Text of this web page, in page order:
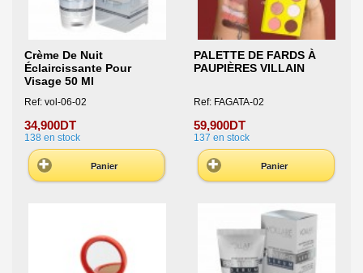
Crème De Nuit
Éclaircissante Pour
Visage 50 Ml
Ref: vol-06-02
34,900DT
138 en stock
Panier
PALETTE DE FARDS À
PAUPIÈRES VILLAIN
Ref: FAGATA-02
59,900DT
137 en stock
Panier